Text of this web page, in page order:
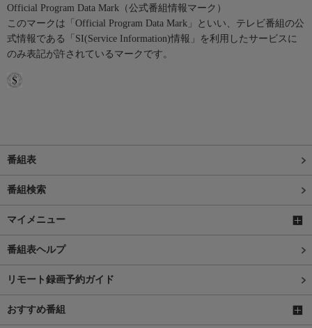
Official Program Data Mark（公式番組情報マーク）
このマークは「Official Program Data Mark」といい、テレビ番組の公
式情報である「SI(Service Information)情報」を利用したサービスに
のみ表記が許されているマークです。
番組表
番組検索
マイメニュー
番組表ヘルプ
リモート録画予約ガイド
おすすめ番組